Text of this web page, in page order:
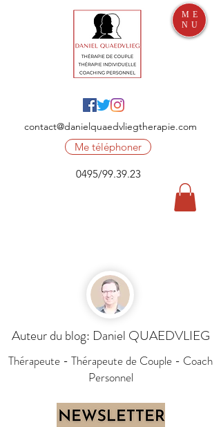
contact@danielquaedvliegtherapie.com
Me téléphoner
0495/99.39.23
ME
NU
Auteur du blog: Daniel QUAEDVLIEG
Thérapeute - Thérapeute de Couple - Coach
Personnel